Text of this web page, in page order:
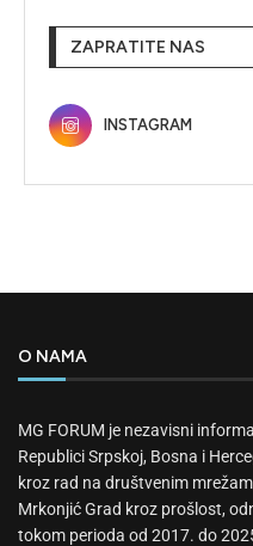
ZAPRATITE NAS
INSTAGRAM
O NAMA
MG FORUM je nezavisni
Republici Srpskoj, Bosna i
kroz rad na društvenim
Mrkonjić Grad kroz prošlost,
tokom perioda od 2017. do